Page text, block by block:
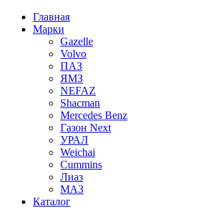
Главная
Марки
Gazelle
Volvo
ПАЗ
ЯМЗ
NEFAZ
Shacman
Mercedes Benz
Газон Next
УРАЛ
Weichai
Cummins
Лиаз
МАЗ
Каталог